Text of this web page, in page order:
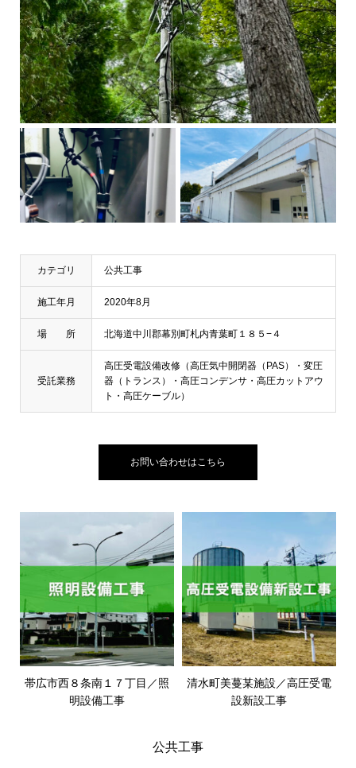
カテゴリ 公共工事
施工年月 2020年8月
場 所 北海道中川郡幕別町札内青葉町１８５−４
受託業務
高圧受電設備改修（高圧気中開閉器（PAS）・変圧
器（トランス）・高圧コンデンサ・高圧カットアウ
ト・高圧ケーブル）
お問い合わせはこちら
帯広市西８条南１７丁目／照
明設備工事
清水町美蔓某施設／高圧受電
設新設工事
公共工事